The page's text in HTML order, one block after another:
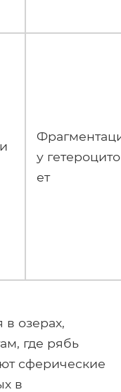
у
ет
в озерах,
где рябь
сферические
в